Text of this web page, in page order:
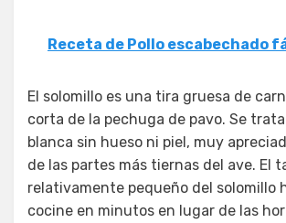
Receta de Pollo escabechado
El solomillo es una tira gruesa de
corta de la pechuga de pavo. Se
blanca sin hueso ni piel, muy
de las partes más tiernas del ave. El
relativamente pequeño del solomillo
cocine en minutos en lugar de las